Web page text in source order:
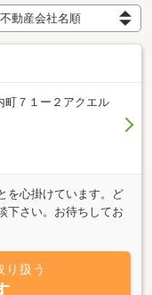
町７１ー２アクエル
を心掛けています。ど
下さい。お待ちしてお
り扱う